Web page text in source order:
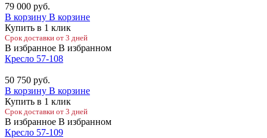
79 000 руб.
В корзину В корзине
Купить в 1 клик
Срок доставки от 3 дней
В избранное В избранном
Кресло 57-108
50 750 руб.
В корзину В корзине
Купить в 1 клик
Срок доставки от 3 дней
В избранное В избранном
Кресло 57-109